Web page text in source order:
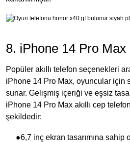
8. iPhone 14 Pro Max
Popüler akıllı telefon seçenekleri
iPhone 14 Pro Max, oyuncular için
sunar. Gelişmiş içeriği ve eşsiz
iPhone 14 Pro Max akıllı cep
şekildedir:
●6,7 inç ekran tasarımına sahip